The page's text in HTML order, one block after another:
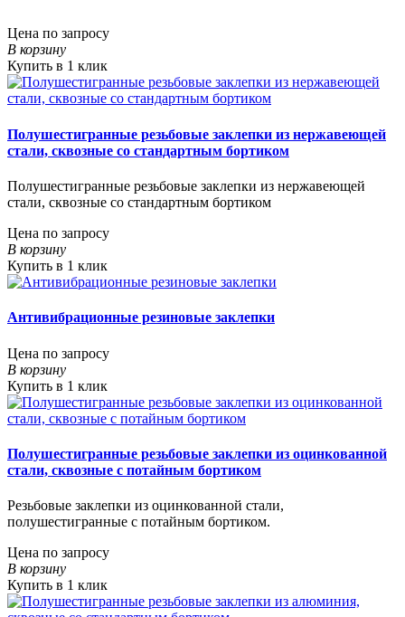
Цена по запросу
В корзину
Купить в 1 клик
Полушестигранные резьбовые заклепки из нержавеющей
стали, сквозные со стандартным бортиком
Полушестигранные резьбовые заклепки из нержавеющей
стали, сквозные со стандартным бортиком
Цена по запросу
В корзину
Купить в 1 клик
Антивибрационные резиновые заклепки
Цена по запросу
В корзину
Купить в 1 клик
Полушестигранные резьбовые заклепки из оцинкованной
стали, сквозные с потайным бортиком
Резьбовые заклепки из оцинкованной стали,
полушестигранные с потайным бортиком.
Цена по запросу
В корзину
Купить в 1 клик